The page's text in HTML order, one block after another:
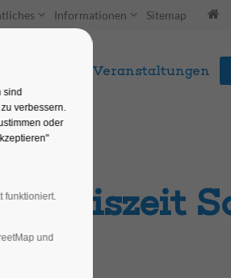
Informationen Sitemap
& Erleben Veranstaltungen
Eiszeit
sind
verbessern.
oder
funktioniert.
und